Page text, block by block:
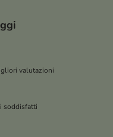
valutazioni
soddisfatti